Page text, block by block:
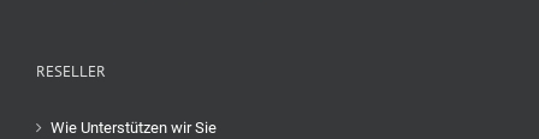
RESELLER
Wie Unterstützen wir Sie